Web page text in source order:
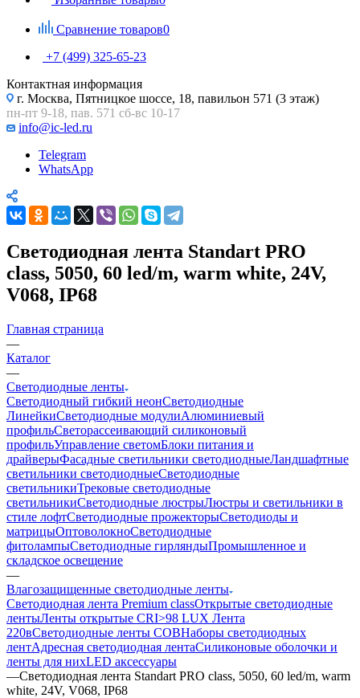
Сравнение товаров0
+7 (499) 325-65-23
Контактная информация
г. Москва, Пятницкое шоссе, 18, павильон 571 (3 этаж)
пн-пт 9-18, пав. 571 сб-вс 10-17
info@ic-led.ru
Telegram
WhatsApp
Светодиодная лента Standart PRO
class, 5050, 60 led/m, warm white, 24V,
V068, IP68
Главная страница
—
Каталог
—
Светодиодные ленты
Светодиодный гибкий неонСветодиодные
ЛинейкиСветодиодные модулиАлюминиевый
профильСветорассеивающий силиконовый
профильУправление светомБлоки питания и
драйверыФасадные светильники светодиодныеЛандшафтные
светильники светодиодныеСветодиодные
светильникиТрековые светодиодные
светильникиСветодиодные люстрыЛюстры и светильники в
стиле лофтСветодиодные прожекторыСветодиоды и
матрицыОптоволокноСветодиодные
фитолампыСветодиодные гирляндыПромышленное и
складское освещение
—
Влагозащищенные светодиодные ленты
Светодиодная лента Premium classОткрытые светодиодные
лентыЛенты открытые CRI>98 LUX Лента
220вСветодиодные ленты COBНаборы светодиодных
лентАдресная светодиодная лентаСиликоновые оболочки и
ленты для нихLED аксессуары
—Светодиодная лента Standart PRO class, 5050, 60 led/m, warm
white, 24V, V068, IP68